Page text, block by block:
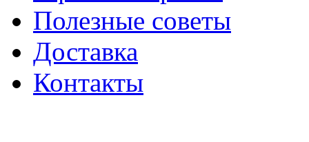
Полезные советы
Доставка
Контакты